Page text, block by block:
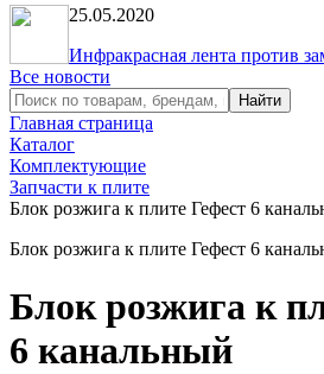
25.05.2020
Инфракрасная лента против
Все новости
Главная страница
Каталог
Комплектующие
Запчасти к плите
Блок розжига к плите Гефест 6
Блок розжига к плите Гефест 6
Блок розжига к
6 канальный